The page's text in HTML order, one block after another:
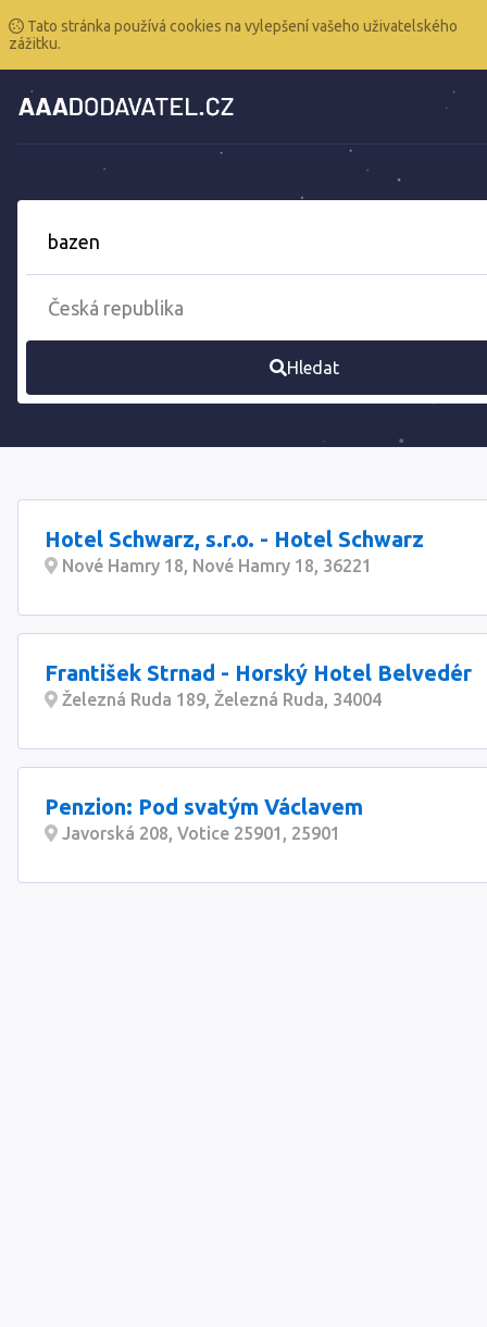
Tato stránka používá cookies na vylepšení vašeho uživatelského
zážitku.
Hledat
Hotel Schwarz, s.r.o. - Hotel Schwarz
Nové Hamry 18, Nové Hamry 18, 36221
František Strnad - Horský Hotel Belvedér
Železná Ruda 189, Železná Ruda, 34004
Penzion: Pod svatým Václavem
Javorská 208, Votice 25901, 25901